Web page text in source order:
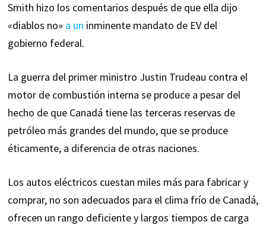
Smith hizo los comentarios después de que ella dijo
«diablos no» a un inminente mandato de EV del
gobierno federal.
La guerra del primer ministro Justin Trudeau contra el
motor de combustión interna se produce a pesar del
hecho de que Canadá tiene las terceras reservas de
petróleo más grandes del mundo, que se produce
éticamente, a diferencia de otras naciones.
Los autos eléctricos cuestan miles más para fabricar y
comprar, no son adecuados para el clima frío de Canadá,
ofrecen un rango deficiente y largos tiempos de carga